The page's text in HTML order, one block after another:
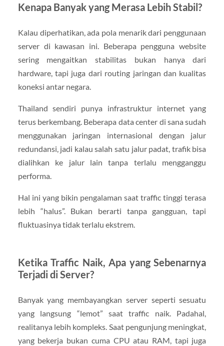
Kenapa Banyak yang Merasa Lebih Stabil?
Kalau diperhatikan, ada pola menarik dari penggunaan
server di kawasan ini. Beberapa pengguna website
sering mengaitkan stabilitas bukan hanya dari
hardware, tapi juga dari routing jaringan dan kualitas
koneksi antar negara.
Thailand sendiri punya infrastruktur internet yang
terus berkembang. Beberapa data center di sana sudah
menggunakan jaringan internasional dengan jalur
redundansi, jadi kalau salah satu jalur padat, trafik bisa
dialihkan ke jalur lain tanpa terlalu mengganggu
performa.
Hal ini yang bikin pengalaman saat traffic tinggi terasa
lebih “halus”. Bukan berarti tanpa gangguan, tapi
fluktuasinya tidak terlalu ekstrem.
Ketika Traffic Naik, Apa yang Sebenarnya
Terjadi di Server?
Banyak yang membayangkan server seperti sesuatu
yang langsung “lemot” saat traffic naik. Padahal,
realitanya lebih kompleks. Saat pengunjung meningkat,
yang bekerja bukan cuma CPU atau RAM, tapi juga